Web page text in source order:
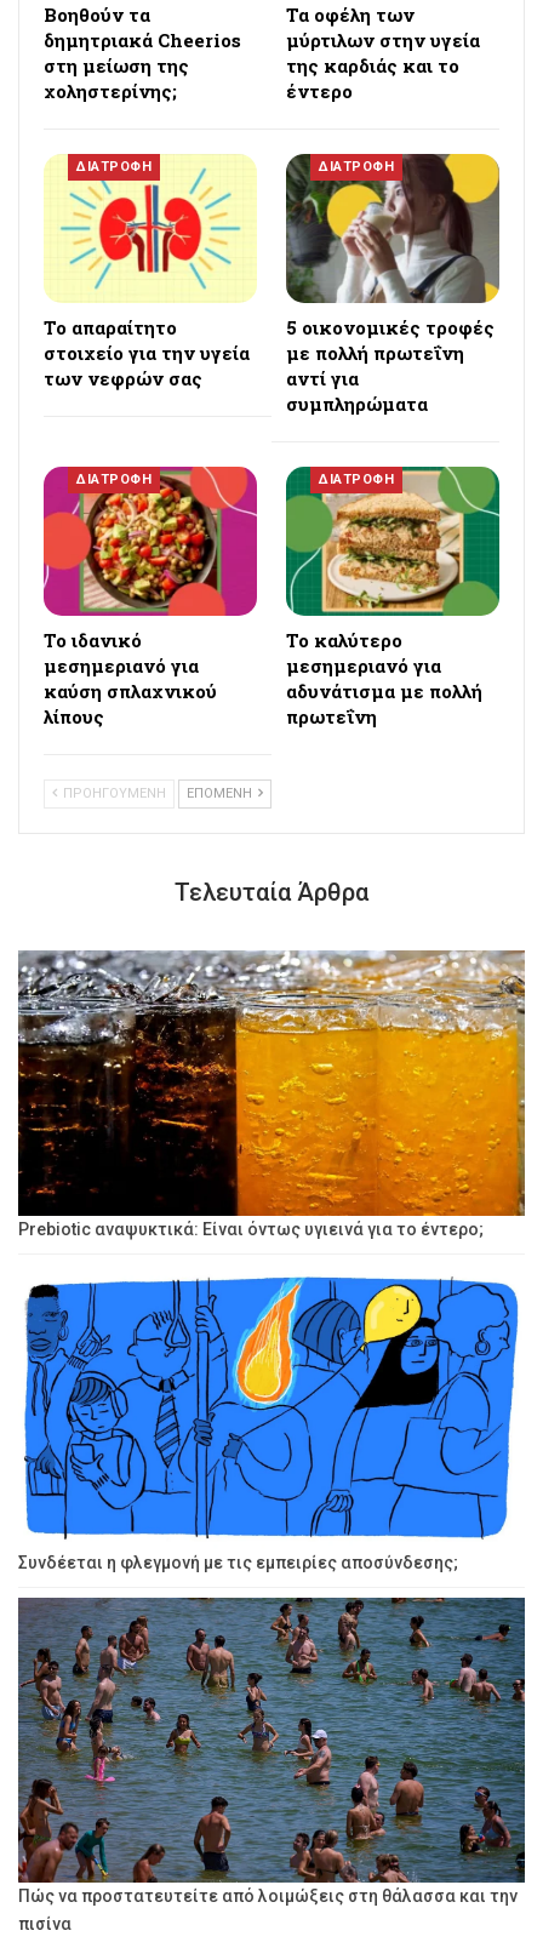
Βοηθούν τα
δημητριακά Cheerios
στη μείωση της
χοληστερίνης;
Τα οφέλη των
μύρτιλων στην υγεία
της καρδιάς και το
έντερο
ΔΙΑΤΡΟΦΗ
Το απαραίτητο
στοιχείο για την υγεία
των νεφρών σας
ΔΙΑΤΡΟΦΗ
5 οικονομικές τροφές
με πολλή πρωτεΐνη
αντί για
συμπληρώματα
ΔΙΑΤΡΟΦΗ
Το ιδανικό
μεσημεριανό για
καύση σπλαχνικού
λίπους
ΔΙΑΤΡΟΦΗ
Το καλύτερο
μεσημεριανό για
αδυνάτισμα με πολλή
πρωτεΐνη
ΠΡΟΗΓΟΥΜΕΝΗ ΕΠΟΜΕΝΗ
Τελευταία Άρθρα
Prebiotic αναψυκτικά: Είναι όντως υγιεινά για το έντερο;
Συνδέεται η φλεγμονή με τις εμπειρίες αποσύνδεσης;
Πώς να προστατευτείτε από λοιμώξεις στη θάλασσα και την
πισίνα